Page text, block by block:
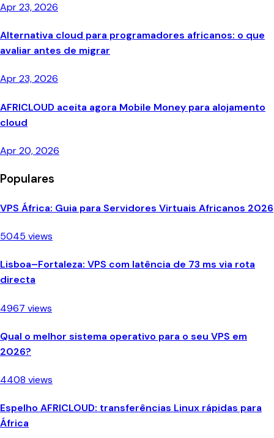
Apr 23, 2026
Alternativa cloud para programadores africanos: o que
avaliar antes de migrar
Apr 23, 2026
AFRICLOUD aceita agora Mobile Money para alojamento
cloud
Apr 20, 2026
Populares
VPS África: Guia para Servidores Virtuais Africanos 2026
5045 views
Lisboa–Fortaleza: VPS com latência de 73 ms via rota
directa
4967 views
Qual o melhor sistema operativo para o seu VPS em
2026?
4408 views
Espelho AFRICLOUD: transferências Linux rápidas para
África